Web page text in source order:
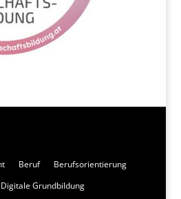
Beruf
Berufsorientierung
Digitale Grundbildung